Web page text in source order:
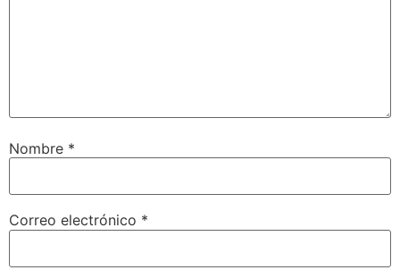
Nombre *
Correo electrónico *